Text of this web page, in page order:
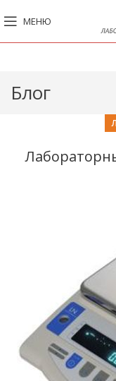
МЕНЮ
Блог